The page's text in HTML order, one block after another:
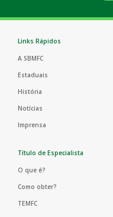
Links Rápidos
A SBMFC
Estaduais
História
Notícias
Imprensa
Título de Especialista
O que é?
Como obter?
TEMFC